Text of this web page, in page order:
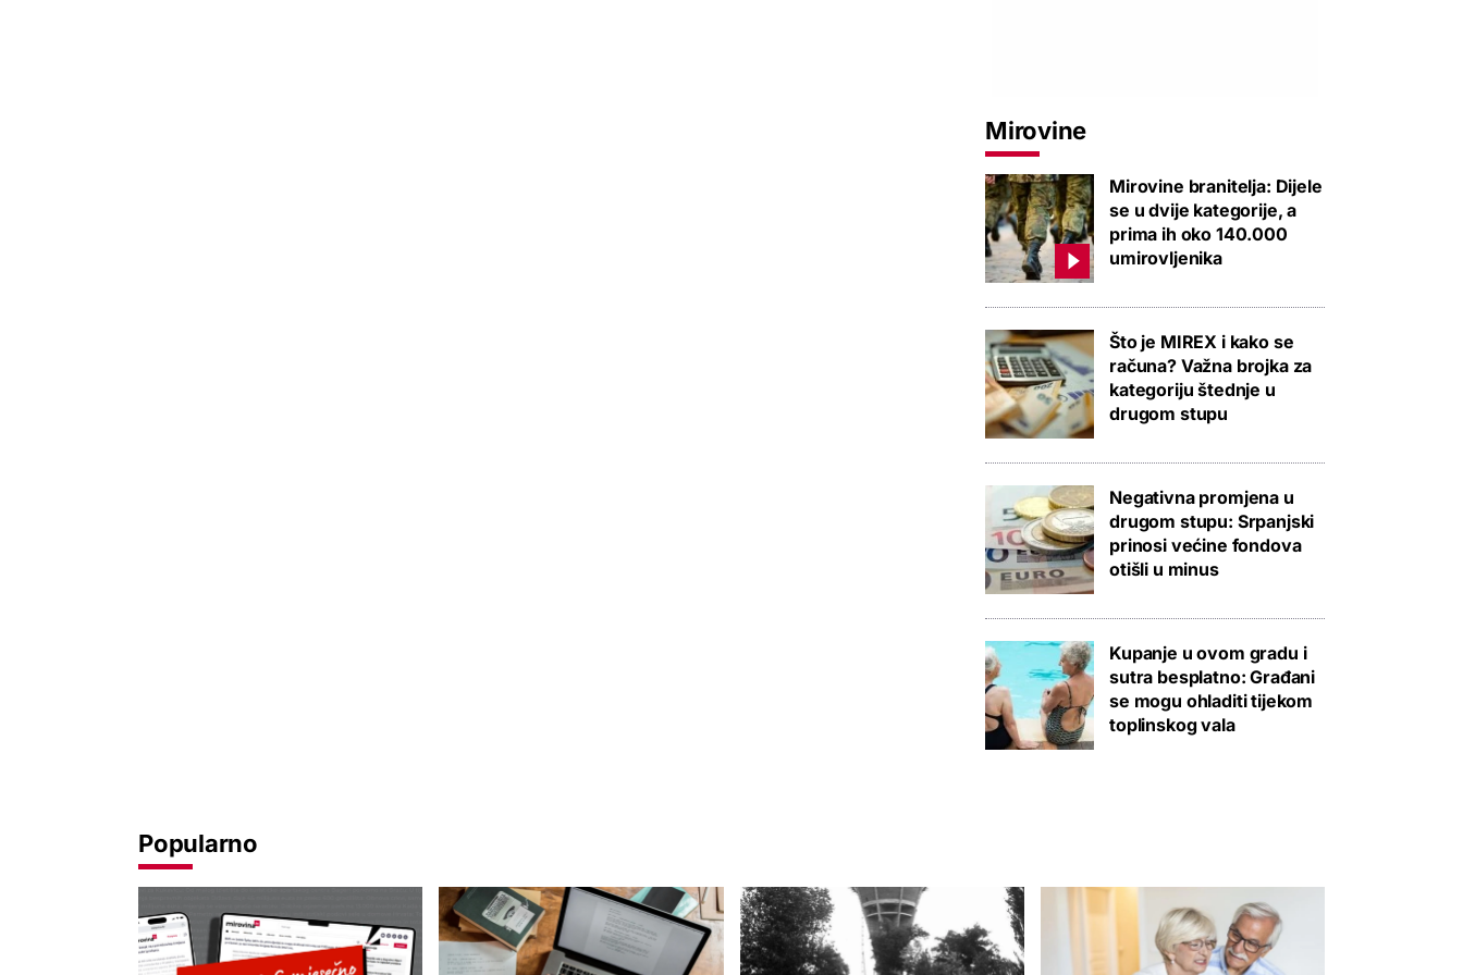
Mirovine
Mirovine branitelja: Dijele
se u dvije kategorije, a
prima ih oko 140.000
umirovljenika
Što je MIREX i kako se
računa? Važna brojka za
kategoriju štednje u
drugom stupu
Negativna promjena u
drugom stupu: Srpanjski
prinosi većine fondova
otišli u minus
Kupanje u ovom gradu i
sutra besplatno: Građani
se mogu ohladiti tijekom
toplinskog vala
Popularno